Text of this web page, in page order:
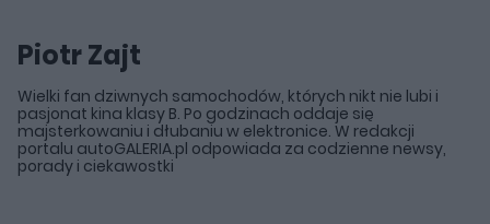
Piotr Zajt
Wielki fan dziwnych samochodów, których nikt nie lubi i
pasjonat kina klasy B. Po godzinach oddaje się
majsterkowaniu i dłubaniu w elektronice. W redakcji
portalu autoGALERIA.pl odpowiada za codzienne newsy,
porady i ciekawostki